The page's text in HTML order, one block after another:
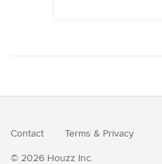
Contact Terms & Privacy
© 2026 Houzz Inc.